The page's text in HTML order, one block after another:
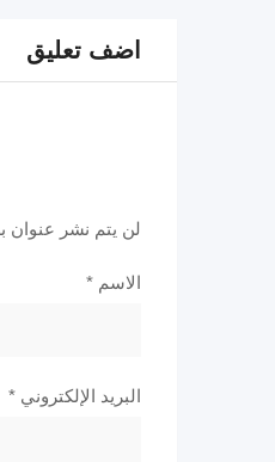
اضف تعليق
لن يتم نشر عنوان
الاسم *
البريد الإلكتروني *